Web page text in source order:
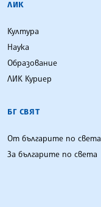
ЛИК
Култура
Наука
Образование
ЛИК Куриер
БГ СВЯТ
От българите по света
За българите по света